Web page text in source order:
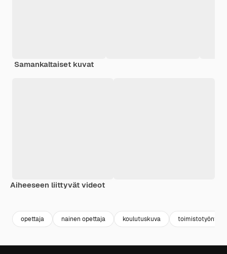
Samankaltaiset kuvat
Aiheeseen liittyvät videot
opettaja nainen opettaja koulutuskuva